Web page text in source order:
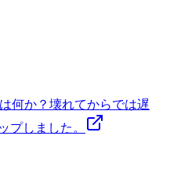
何か？壊れてからでは遅
プしました。